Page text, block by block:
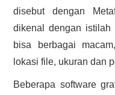
disebut dengan
dikenal dengan istilah
bisa berbagai
lokasi file, ukuran dan
Beberapa software